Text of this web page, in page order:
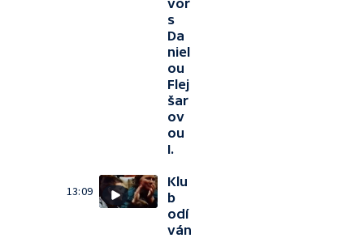
vor
s
Da
niel
ou
Flej
šar
ov
ou
I.
13:09
Klu
b
odí
ván